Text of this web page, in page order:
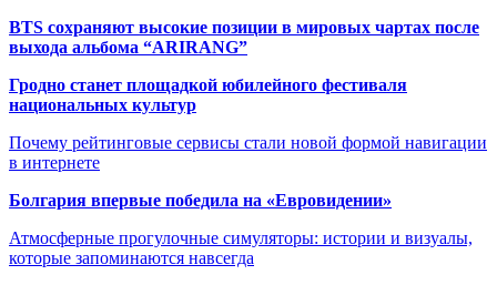
BTS сохраняют высокие позиции в мировых чартах после
выхода альбома “ARIRANG”
Гродно станет площадкой юбилейного фестиваля
национальных культур
Почему рейтинговые сервисы стали новой формой навигации
в интернете
Болгария впервые победила на «Евровидении»
Атмосферные прогулочные симуляторы: истории и визуалы,
которые запоминаются навсегда